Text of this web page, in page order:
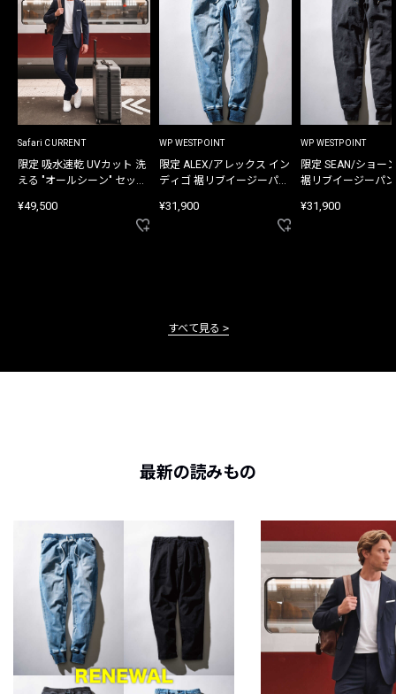
Safari CURRENT
限定 吸水速乾 UVカット 洗
える "オールシーン" セット
¥49,500
WP WESTPOINT
限定 ALEX/アレックス イン
ディゴ 裾リブイージーパン
¥31,900
WP WESTPOINT
限定 SEAN/ショー
裾リブイージーパ
¥31,900
すべて見る
最新の読みもの